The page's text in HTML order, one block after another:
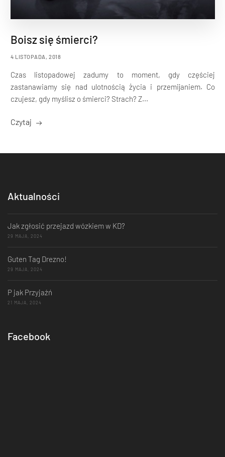
Boisz się śmierci?
4 LISTOPADA, 2018
Czas listopadowej zadumy to moment, gdy częściej
zastanawiamy się nad ulotnością życia i przemijaniem. Co
czujesz, gdy myślisz o śmierci? Strach? Z...
Czytaj
Aktualności
Jak zgłosić przejazd wózkiem w KD?
29 MAJA, 2024
Guten Tag Drezno!
29 MAJA, 2024
P jak Przyjaźń
21 MAJA, 2024
Facebook